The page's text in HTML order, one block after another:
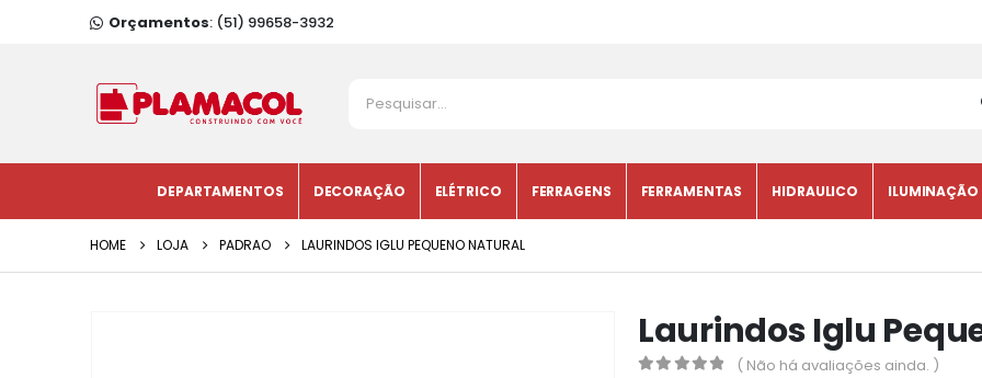
Orçamentos: (51) 99658-3932
DEPARTAMENTOS DECORAÇÃO ELÉTRICO FERRAGENS FERRAMENTAS HIDRAULICO ILUMINAÇÃO
HOME LOJA PADRAO LAURINDOS IGLU PEQUENO NATURAL
Laurindos Iglu
( Não há avaliações ainda. )